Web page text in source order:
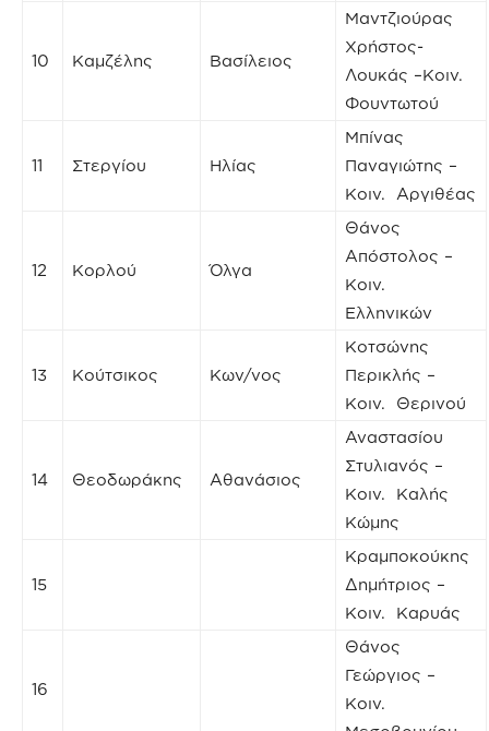
10 Καμζέλης Βασίλειος
Μαντζιούρας
Χρήστος-
Λουκάς –Κοιν.
Φουντωτού
11 Στεργίου Ηλίας
Μπίνας
Παναγιώτης –
Κοιν. Αργιθέας
12 Κορλού Όλγα
Θάνος
Απόστολος –
Κοιν.
Ελληνικών
13 Κούτσικος Κων/νος
Κοτσώνης
Περικλής –
Κοιν. Θερινού
14 Θεοδωράκης Αθανάσιος
Αναστασίου
Στυλιανός –
Κοιν. Καλής
Κώμης
15
Κραμποκούκης
Δημήτριος –
Κοιν. Καρυάς
16
Θάνος
Γεώργιος –
Κοιν.